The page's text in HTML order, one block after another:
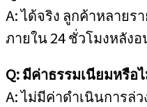
A: ได้จริง ลูกค้าหลาย
ภายใน 24 ชั่วโมงหลัง
Q: มีค่าธรรมเนียมหรือ
A: ไม่มีค่าดำเนินการล่